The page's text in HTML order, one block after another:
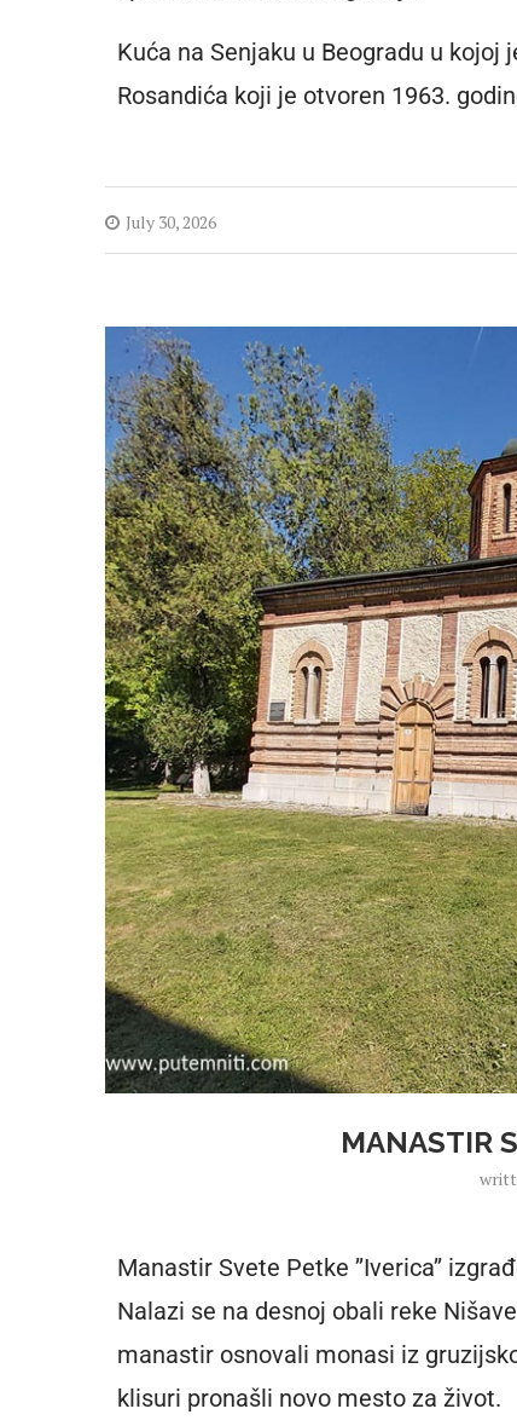
Kuća na Senjaku u Beogradu u
Rosandića koji je otvoren 1963.
July 30, 2026
MANASTIR
Manastir Svete Petke ’’Iverica’’
Nalazi se na desnoj obali reke
manastir osnovali monasi iz
klisuri pronašli novo mesto za život.